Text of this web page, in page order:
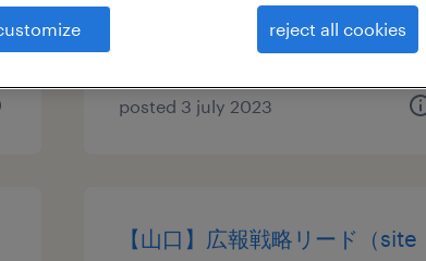
¥8,000,000 - ¥14,000,000 per
year, 年収800 ～ 1,400万円
posted 3 july 2023
【山口】広報戦略リード（site
reject all cookies